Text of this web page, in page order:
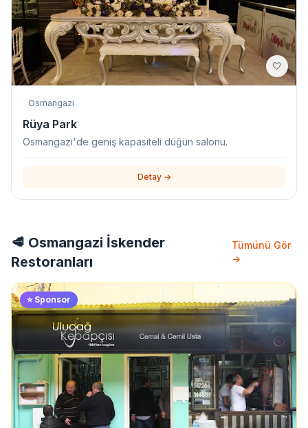
🤍
Osmangazi
Rüya Park
Osmangazi'de geniş kapasiteli düğün salonu.
Detay →
🥩 Osmangazi İskender
Restoranları
Tümünü Gör
→
⭐ Sponsor